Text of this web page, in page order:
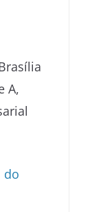
A,
do